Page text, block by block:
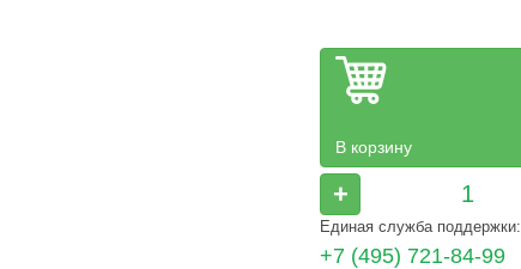
В корзину
+
Единая служба поддержки:
+7 (495) 721-84-99